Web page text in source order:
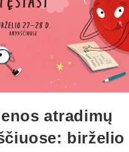
atradimų
birželio